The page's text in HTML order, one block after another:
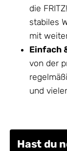
die
stabiles
mit
Einfach
von der
und
Hast du